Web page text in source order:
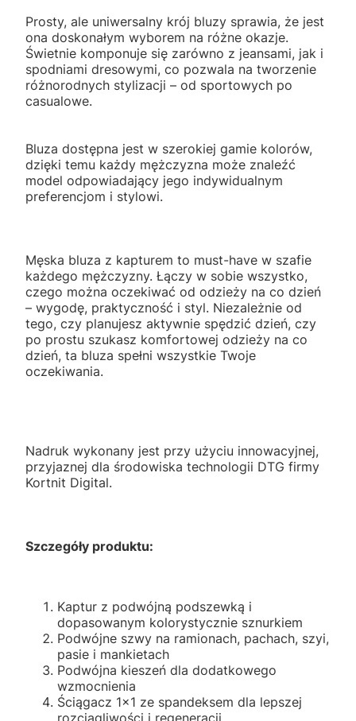
Prosty, ale uniwersalny krój bluzy sprawia, że jest
ona doskonałym wyborem na różne okazje.
Świetnie komponuje się zarówno z jeansami, jak i
spodniami dresowymi, co pozwala na tworzenie
różnorodnych stylizacji – od sportowych po
casualowe.
Bluza dostępna jest w szerokiej gamie kolorów,
dzięki temu każdy mężczyzna może znaleźć
model odpowiadający jego indywidualnym
preferencjom i stylowi.
Męska bluza z kapturem to must-have w szafie
każdego mężczyzny. Łączy w sobie wszystko,
czego można oczekiwać od odzieży na co dzień
– wygodę, praktyczność i styl. Niezależnie od
tego, czy planujesz aktywnie spędzić dzień, czy
po prostu szukasz komfortowej odzieży na co
dzień, ta bluza spełni wszystkie Twoje
oczekiwania.
Nadruk wykonany jest przy użyciu innowacyjnej,
przyjaznej dla środowiska technologii DTG firmy
Kortnit Digital.
Szczegóły produktu:
Kaptur z podwójną podszewką i
dopasowanym kolorystycznie sznurkiem
Podwójne szwy na ramionach, pachach, szyi,
pasie i mankietach
Podwójna kieszeń dla dodatkowego
wzmocnienia
Ściągacz 1x1 ze spandeksem dla lepszej